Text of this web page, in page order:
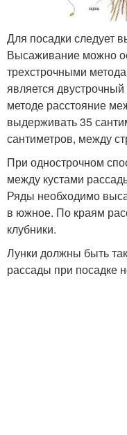
Для посадки следует
Высаживание можно
трехстрочными
является
методе расстояние
выдерживать 35
сантиметров, между
При однострочном
между кустами
Ряды необходимо
в южное. По краям
клубники.
Лунки должны быть
рассады при посадке